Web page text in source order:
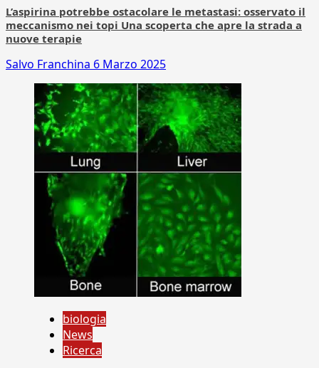
L’aspirina potrebbe ostacolare le metastasi: osservato il
meccanismo nei topi Una scoperta che apre la strada a
nuove terapie
Salvo Franchina 6 Marzo 2025
biologia
News
Ricerca